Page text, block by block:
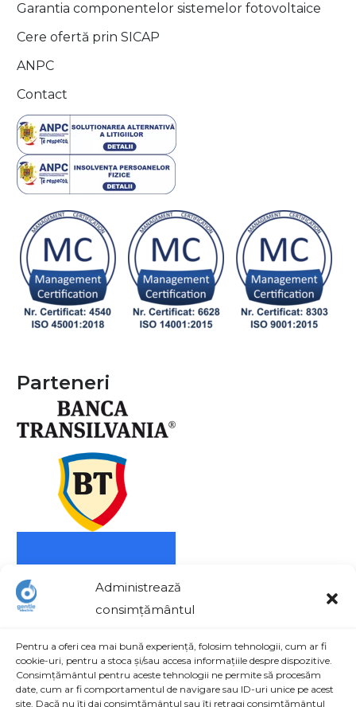
Administrează
consimțământul
Pentru a oferi cea mai bună experiență, folosim tehnologii, cum ar fi
cookie-uri, pentru a stoca și/sau accesa informațiile despre dispozitive.
Consimțământul pentru aceste tehnologii ne permite să procesăm
date, cum ar fi comportamentul de navigare sau ID-uri unice pe acest
site. Dacă nu îți dai consimțământul sau îți retragi consimțământul
Garantia componentelor sistemelor fotovoltaice
Cere ofertă prin SICAP
ANPC
Contact
Parteneri